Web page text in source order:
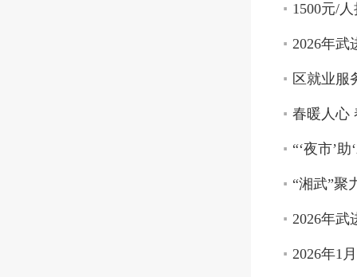
1500元/
2026年武
区就业服
春暖人心
“‘夜市’
“湘武”聚
2026年武
2026年1